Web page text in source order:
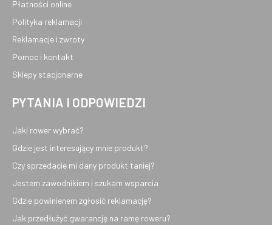
Płatności online
Polityka reklamacji
Reklamacje i zwroty
Pomoc i kontakt
Sklepy stacjonarne
PYTANIA I ODPOWIEDZI
Jaki rower wybrać?
Gdzie jest interesujący mnie produkt?
Czy sprzedacie mi dany produkt taniej?
Jestem zawodnikiem i szukam wsparcia
Gdzie powinienem zgłosić reklamację?
Jak przedłużyć gwarancję na ramę roweru?